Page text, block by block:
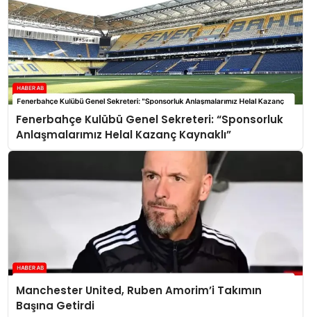
Fenerbahçe Kulübü Genel Sekreteri: “Sponsorluk
Anlaşmalarımız Helal Kazanç Kaynaklı”
Manchester United, Ruben Amorim’i Takımın
Başına Getirdi